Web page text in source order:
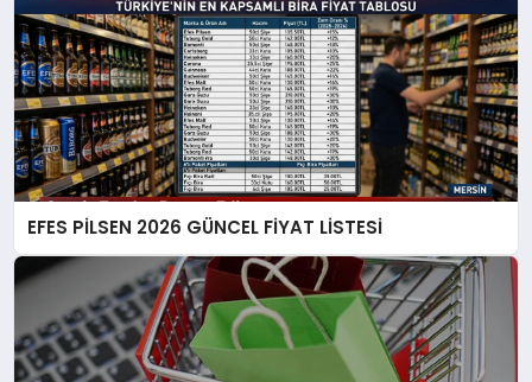
EFES PİLSEN 2026 GÜNCEL FİYAT LİSTESİ